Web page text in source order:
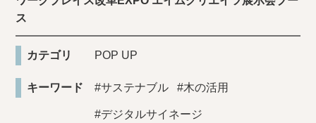
ス
カテゴリ POP UP
キーワード #サステナブル #木の活用
#デジタルサイネージ